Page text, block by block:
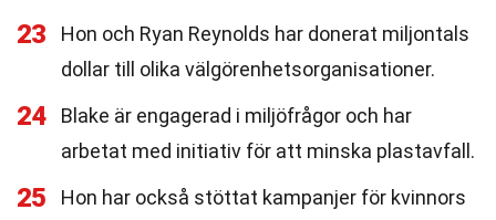
23
Hon och Ryan Reynolds har donerat miljontals
dollar till olika välgörenhetsorganisationer.
24
Blake är engagerad i miljöfrågor och har
arbetat med initiativ för att minska plastavfall.
25
Hon har också stöttat kampanjer för kvinnors